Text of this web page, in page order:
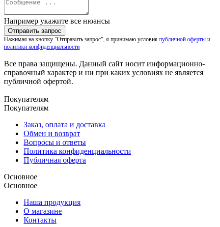
Например укажите все нюансы
Нажимая на кнопку "Отправить запрос", я принимаю условия публичной оферты и
политики конфиденциальности
Все права защищены. Данный сайт носит информационно-
справочный характер и ни при каких условиях не является
публичной офертой.
Покупателям
Покупателям
Заказ, оплата и доставка
Обмен и возврат
Вопросы и ответы
Политика конфиденциальности
Публичная оферта
Основное
Основное
Наша продукция
О магазине
Контакты